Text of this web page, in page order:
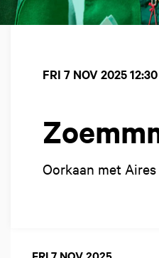
Oorkaan met
FRI 7 NOV 2025